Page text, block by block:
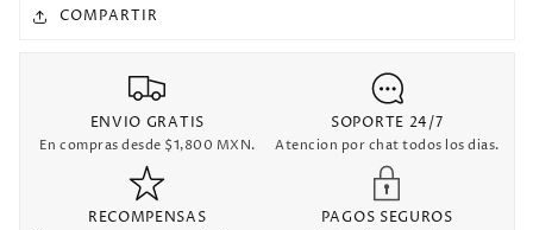
Fan
Retro
Fan
COMPARTIR
ENVIO GRATIS
En compras desde $1,800 MXN.
SOPORTE 24/7
Atencion por chat todos los dias.
RECOMPENSAS PAGOS SEGUROS